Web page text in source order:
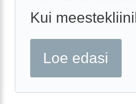
Kui
Loe edasi